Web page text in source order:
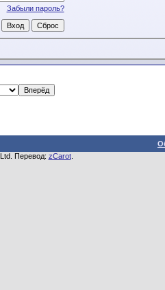
Забыли пароль?
Перевод: zCarot.